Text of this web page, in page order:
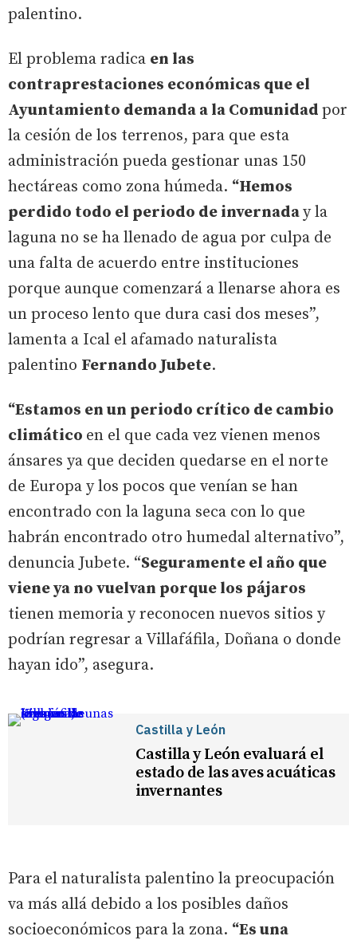
palentino.
El problema radica en las
contraprestaciones económicas que el
Ayuntamiento demanda a la Comunidad por
la cesión de los terrenos, para que esta
administración pueda gestionar unas 150
hectáreas como zona húmeda. “Hemos
perdido todo el periodo de invernaday la
laguna no se ha llenado de agua por culpa de
una falta de acuerdo entre instituciones
porque aunque comenzará a llenarse ahora es
un proceso lento que dura casi dos meses”,
lamenta a Ical el afamado naturalista
palentino Fernando Jubete.
“Estamos en un periodo crítico de cambio
climático en el que cada vez vienen menos
ánsares ya que deciden quedarse en el norte
de Europa y los pocos que venían se han
encontrado con la laguna seca con lo que
habrán encontrado otro humedal alternativo”,
denuncia Jubete. “Seguramente el año que
viene ya no vuelvan porque los pájaros
tienen memoria y reconocen nuevos sitios y
podrían regresar a Villafáfila, Doñana o donde
hayan ido”, asegura.
Castilla y León
Castilla y León evaluará el
estado de las aves acuáticas
invernantes
Para el naturalista palentino la preocupación
va más allá debido a los posibles daños
socioeconómicos para la zona. “Es una